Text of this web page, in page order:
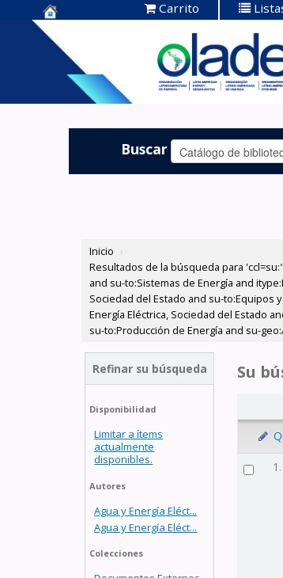
Centro de
Documentación
OLADE -
Carrito
Buscar
Inicio ›
Resultados de la búsqueda para
and su-to:Sistemas de Energía and
Sociedad del Estado and su-to:Equipos
Energía Eléctrica, Sociedad del Estado
su-to:Producción de Energía and su-
Refinar su búsqueda
Disponibilidad
Limitar a ítems
actualmente
disponibles.
Autores
Agua y Energía Eléct...
Agua y Energía Eléct...
Colecciones
Su
1.